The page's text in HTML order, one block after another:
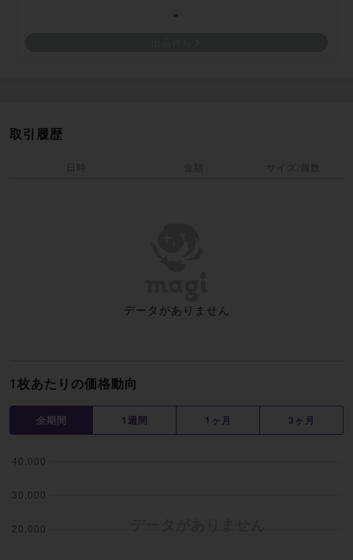
-
1枚あたりの価格動向
全期間 1週間 1ヶ月 3ヶ月
取引履歴
日時 金額 サイズ/個数
データがありません